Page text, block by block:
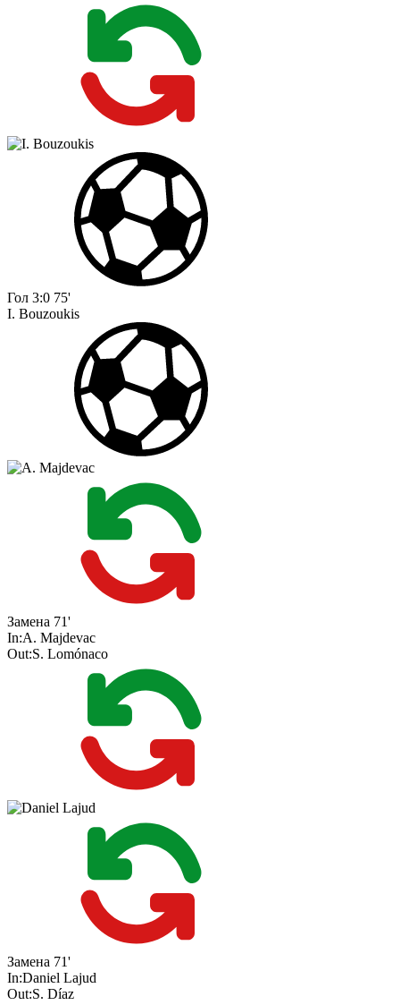
Гол 3:0 75'
I. Bouzoukis
Замена 71'
In:A. Majdevac
Out:S. Lomónaco
Замена 71'
In:Daniel Lajud
Out:S. Díaz